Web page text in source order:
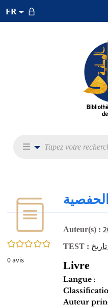
FR
0/5
0avis
Auteur(s) :
TEST :
Livre
Langue :
Auteur